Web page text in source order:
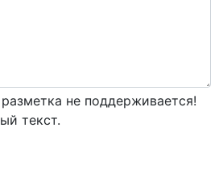
не поддерживается!
текст.